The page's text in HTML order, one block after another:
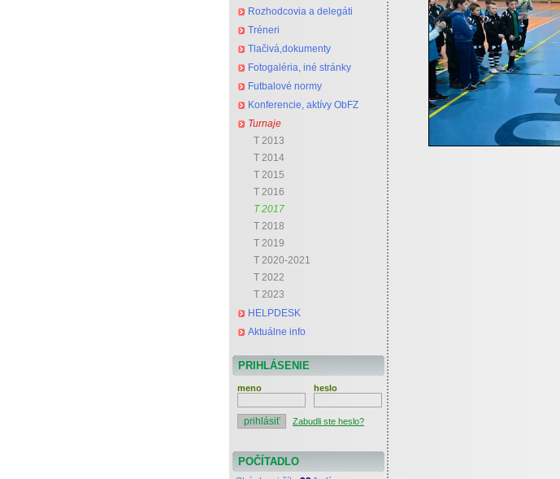
Rozhodcovia a delegáti
Tréneri
Tlačivá,dokumenty
Fotogaléria, iné stránky
Futbalové normy
Konferencie, aktívy ObFZ
Turnaje
T 2013
T 2014
T 2015
T 2016
T 2017
T 2018
T 2019
T 2020-2021
T 2022
T 2023
HELPDESK
Aktuálne info
PRIHLÁSENIE
meno heslo
Zabudli ste heslo?
POČÍTADLO